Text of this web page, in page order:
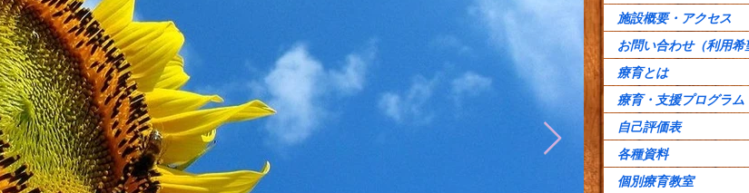
施設概要・アクセス
お問い合わせ（利用
療育とは
療育・支援プログラム
自己評価表
各種資料
個別療育教室